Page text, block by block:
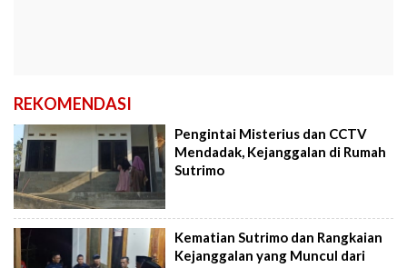
REKOMENDASI
Pengintai Misterius dan CCTV
Mendadak, Kejanggalan di Rumah
Sutrimo
Kematian Sutrimo dan Rangkaian
Kejanggalan yang Muncul dari